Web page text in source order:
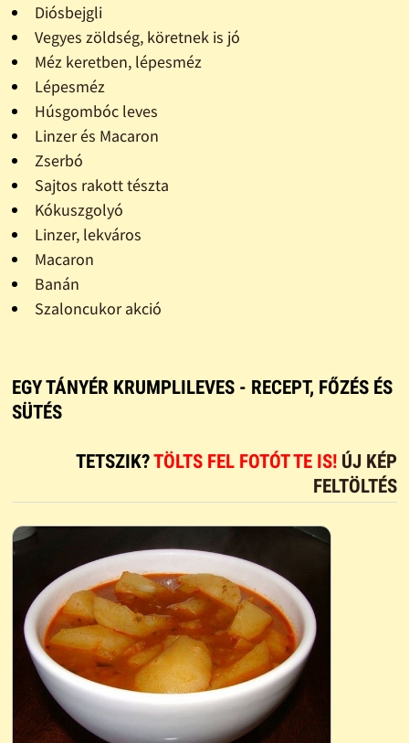
Diósbejgli
Vegyes zöldség, köretnek is jó
Méz keretben, lépesméz
Lépesméz
Húsgombóc leves
Linzer és Macaron
Zserbó
Sajtos rakott tészta
Kókuszgolyó
Linzer, lekváros
Macaron
Banán
Szaloncukor akció
EGY TÁNYÉR KRUMPLILEVES - RECEPT, FŐZÉS ÉS
SÜTÉS
TETSZIK?TÖLTS FEL FOTÓT TE IS! ÚJ KÉP
FELTÖLTÉS